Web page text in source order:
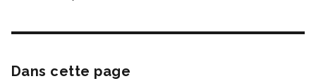
Dans cette page